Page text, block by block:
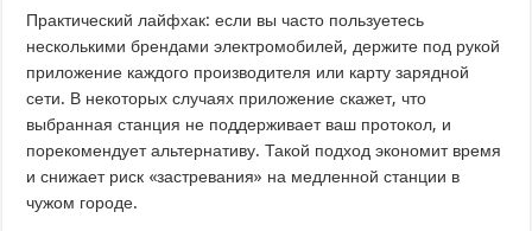
Практический лайфхак: если вы часто пользуетесь
несколькими брендами электромобилей, держите под рукой
приложение каждого производителя или карту зарядной
сети. В некоторых случаях приложение скажет, что
выбранная станция не поддерживает ваш протокол, и
порекомендует альтернативу. Такой подход экономит время
и снижает риск «застревания» на медленной станции в
чужом городе.